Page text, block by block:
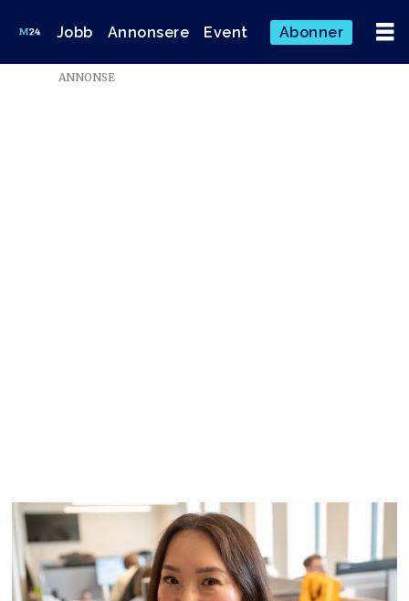
Jobb Annonsere Event Abonner
ANNONSE